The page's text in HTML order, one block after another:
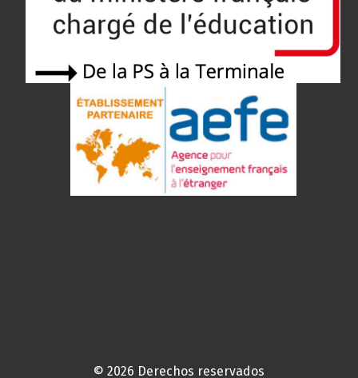
© 2026 Derechos reservados